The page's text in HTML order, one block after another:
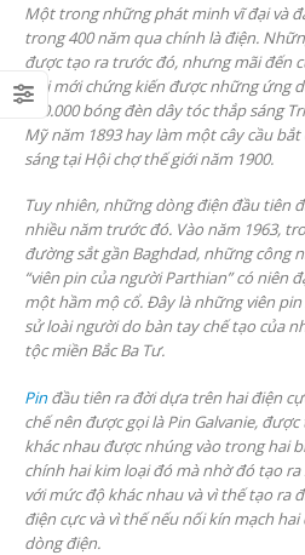
Một trong những phát minh vĩ đại và
trong 400 năm qua chính là điện.
được tạo ra trước đó, nhưng mãi đến
loại mới chứng kiến được những ứng
250.000 bóng đèn dây tóc thắp sáng
Mỹ năm 1893 hay làm một cây cầu
sáng tại Hội chợ thế giới năm 1900.
Tuy nhiên, những dòng điện đầu tiên
nhiều năm trước đó. Vào năm 1963,
đường sắt gần Baghdad, những công
“viên pin của người Parthian” có niên
một hầm mộ cổ. Đây là những viên
sử loài người do bàn tay chế tạo của
tộc miền Bắc Ba Tư.
Pinđầu tiên ra đời dựa trên hai điện
chế nên được gọi là Pin Galvanie,
khác nhau được nhúng vào trong hai
chính hai kim loại đó mà nhờ đó tạo
với mứcđộ khác nhau và vì thế tạo ra
điện cực và vì thế nếu nối kín mạch
dòng điện.